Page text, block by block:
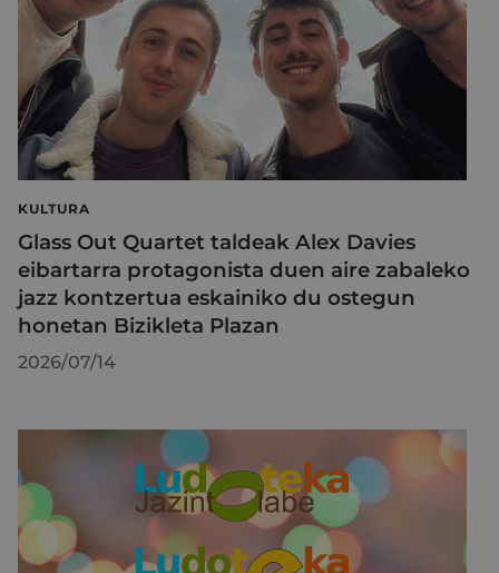
KULTURA
Glass Out Quartet taldeak Alex Davies
eibartarra protagonista duen aire zabaleko
jazz kontzertua eskainiko du ostegun
honetan Bizikleta Plazan
2026/07/14